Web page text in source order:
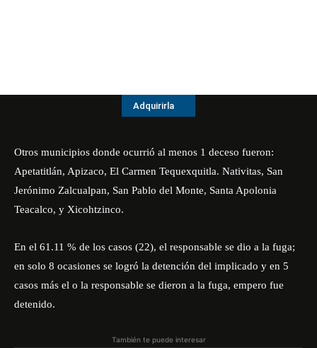
Adquirirla
Otros municipios donde ocurrió al menos 1 deceso fueron:
Apetatitlán, Apizaco, El Carmen Tequexquitla. Nativitas, San
Jerónimo Zalcualpan, San Pablo del Monte, Santa Apolonia
Teacalco, y Xicohtzinco.
En el 61.11 % de los casos (22), el responsable se dio a la fuga;
en solo 8 ocasiones se logró la detención del implicado y en 5
casos más el o la responsable se dieron a la fuga, empero fue
detenido.
También te puede interesar